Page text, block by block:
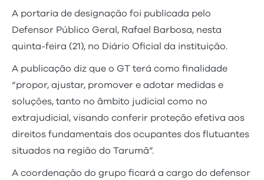
A portaria de designação foi publicada pelo
Defensor Público Geral, Rafael Barbosa, nesta
quinta-feira (21), no Diário Oficial da instituição.
A publicação diz que o GT terá como finalidade
“propor, ajustar, promover e adotar medidas e
soluções, tanto no âmbito judicial como no
extrajudicial, visando conferir proteção efetiva aos
direitos fundamentais dos ocupantes dos flutuantes
situados na região do Tarumã”.
A coordenação do grupo ficará a cargo do defensor